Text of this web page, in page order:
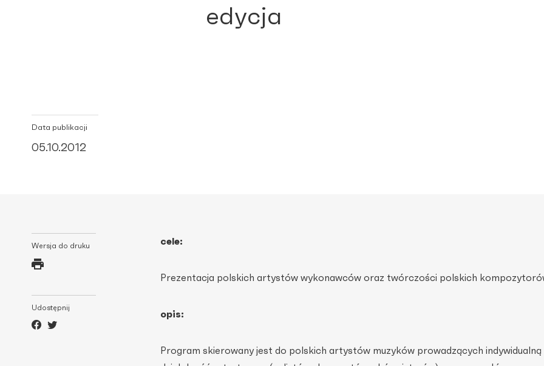
edycja
Data publikacji
05.10.2012
Wersja do druku
Udostępnij
cele:
Prezentacja polskich artystów wykonawców oraz twórczości polskich
opis:
Program skierowany jest do polskich artystów muzyków prowadzących indywidualną